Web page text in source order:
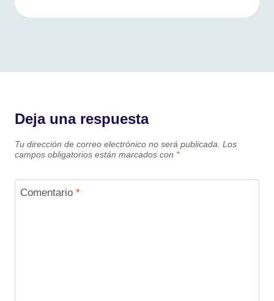
Deja una respuesta
Tu dirección de correo electrónico no será publicada. Los
campos obligatorios están marcados con *
Comentario *